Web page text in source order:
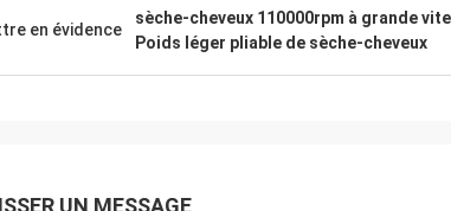
en évidence
sèche-cheveux 110000rpm à grande
Poids léger pliable de sèche-cheveux
UN MESSAGE